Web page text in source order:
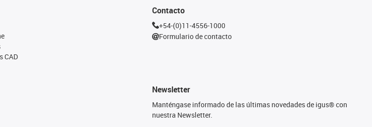
CAD
Contacto
+54-(0)11-4556-1000
Formulario de contacto
Newsletter
Manténgase informado de las últimas novedades de igus® con
nuestra Newsletter.